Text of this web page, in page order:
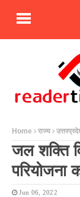
Home राज्य
जल शक्ति
परियोजना
Jun 06, 2022